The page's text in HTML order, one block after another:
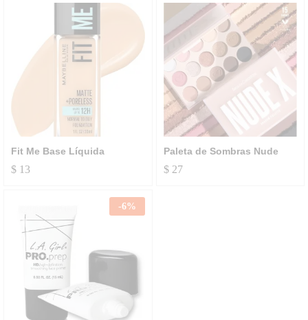
Fit Me Base Líquida
$ 13
Paleta de Sombras Nude
$27
-6%